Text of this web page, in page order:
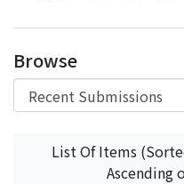
Browse
List Of Items
Ascending